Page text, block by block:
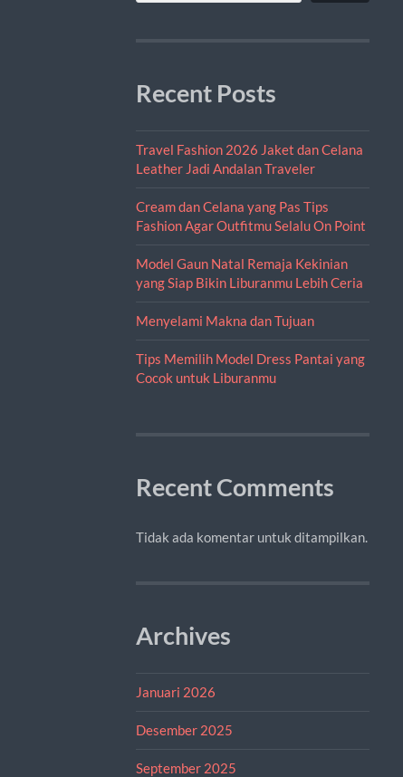
Recent Posts
Travel Fashion 2026 Jaket dan Celana
Leather Jadi Andalan Traveler
Cream dan Celana yang Pas Tips
Fashion Agar Outfitmu Selalu On Point
Model Gaun Natal Remaja Kekinian
yang Siap Bikin Liburanmu Lebih Ceria
Menyelami Makna dan Tujuan
Tips Memilih Model Dress Pantai yang
Cocok untuk Liburanmu
Recent Comments
Tidak ada komentar untuk ditampilkan.
Archives
Januari 2026
Desember 2025
September 2025